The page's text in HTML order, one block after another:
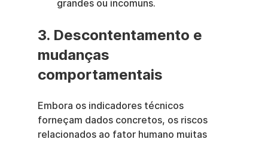
grandes ou incomuns.
3. Descontentamento e
mudanças
comportamentais
Embora os indicadores técnicos
forneçam dados concretos, os riscos
relacionados ao fator humano muitas